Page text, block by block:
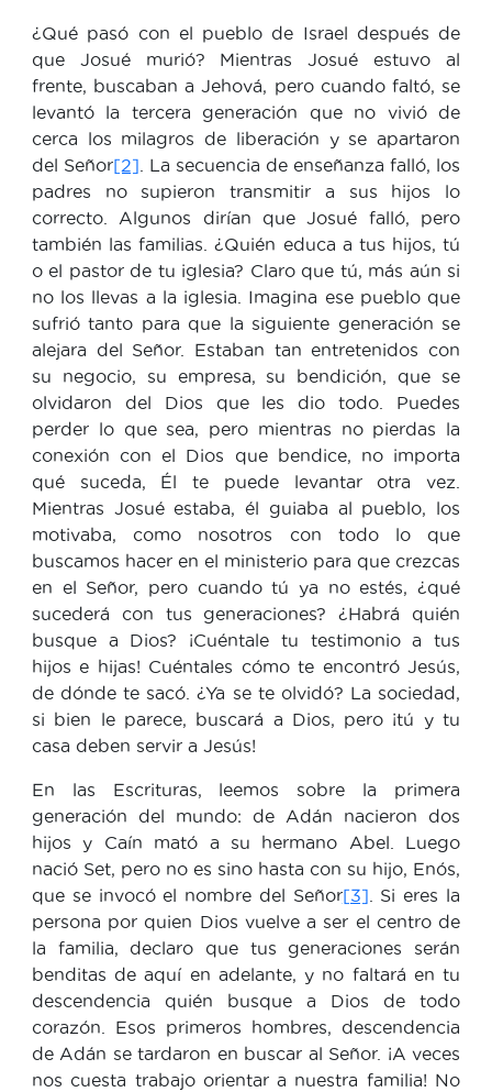
¿Qué pasó con el pueblo de Israel después de
que Josué murió? Mientras Josué estuvo al
frente, buscaban a Jehová, pero cuando faltó, se
levantó la tercera generación que no vivió de
cerca los milagros de liberación y se apartaron
del Señor[2] . La secuencia de enseñanza falló, los
padres no supieron transmitir a sus hijos lo
correcto. Algunos dirían que Josué falló, pero
también las familias. ¿Quién educa a tus hijos, tú
o el pastor de tu iglesia? Claro que tú, más aún si
no los llevas a la iglesia. Imagina ese pueblo que
sufrió tanto para que la siguiente generación se
alejara del Señor. Estaban tan entretenidos con
su negocio, su empresa, su bendición, que se
olvidaron del Dios que les dio todo. Puedes
perder lo que sea, pero mientras no pierdas la
conexión con el Dios que bendice, no importa
qué suceda, Él te puede levantar otra vez.
Mientras Josué estaba, él guiaba al pueblo, los
motivaba, como nosotros con todo lo que
buscamos hacer en el ministerio para que crezcas
en el Señor, pero cuando tú ya no estés, ¿qué
sucederá con tus generaciones? ¿Habrá quién
busque a Dios? ¡Cuéntale tu testimonio a tus
hijos e hijas! Cuéntales cómo te encontró Jesús,
de dónde te sacó. ¿Ya se te olvidó? La sociedad,
si bien le parece, buscará a Dios, pero ¡tú y tu
casa deben servir a Jesús!
En las Escrituras, leemos sobre la primera
generación del mundo: de Adán nacieron dos
hijos y Caín mató a su hermano Abel. Luego
nació Set, pero no es sino hasta con su hijo, Enós,
que se invocó el nombre del Señor[3] . Si eres la
persona por quien Dios vuelve a ser el centro de
la familia, declaro que tus generaciones serán
benditas de aquí en adelante, y no faltará en tu
descendencia quién busque a Dios de todo
corazón. Esos primeros hombres, descendencia
de Adán se tardaron en buscar al Señor. ¡A veces
nos cuesta trabajo orientar a nuestra familia! No